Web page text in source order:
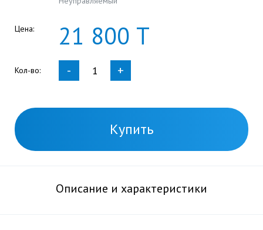
Цена: 21 800 Т
Кол-во: - +
Купить
Описание и характеристики